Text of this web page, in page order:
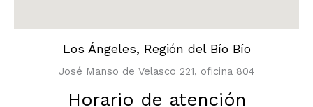
Los Ángeles, Región del Bío Bío
José Manso de Velasco 221, oficina 804
Horario de atención